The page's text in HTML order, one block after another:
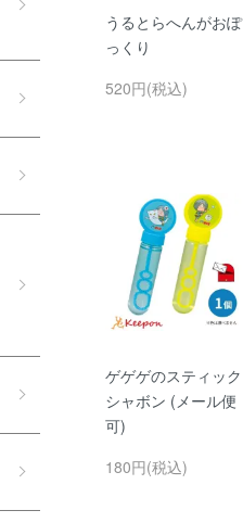
うるとらへんがおぽ
っくり
520円(税込)
ゲゲゲのスティック
シャボン (メール便
可)
180円(税込)